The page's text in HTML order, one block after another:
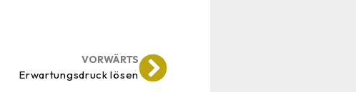
VORWÄRTS
Erwartungsdruck lösen